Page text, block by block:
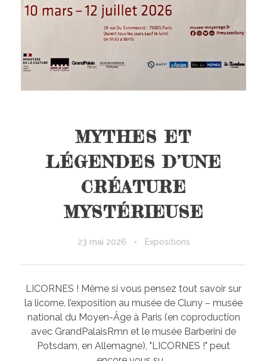
MYTHES ET
LÉGENDES D’UNE
CRÉATURE
MYSTÉRIEUSE
23 mai 2026 Expositions
LICORNES ! Même si vous pensez tout savoir sur
la licorne, l’exposition au musée de Cluny – musée
national du Moyen-Âge à Paris (en coproduction
avec GrandPalaisRmn et le musée Barberini de
Potsdam, en Allemagne), "LICORNES !" peut